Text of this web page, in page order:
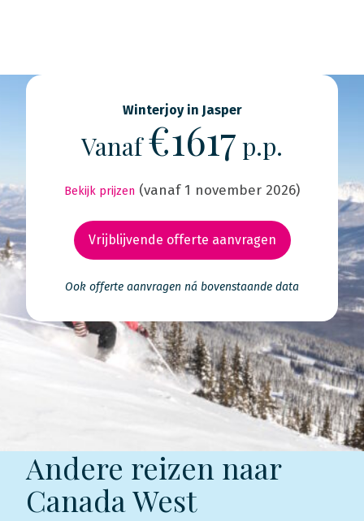
Winterjoy in Jasper
Vanaf€1617 p.p.
Bekijk prijzen (vanaf 1 november 2026)
Vrijblijvende offerte aanvragen
Ook offerte aanvragen ná bovenstaande data
Andere reizen naar
Canada West